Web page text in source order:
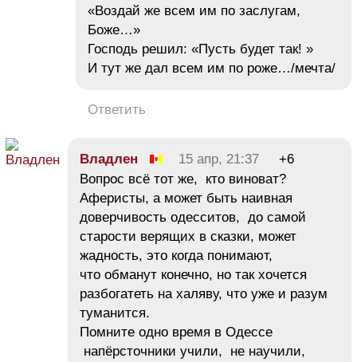
«Воздай же всем им по заслугам,
Боже…»
Господь решил: «Пусть будет так! »
И тут же дал всем им по роже…/мечта/
Ответить
Владлен 15 апр, 21:37
+6
Вопрос всё тот же, кто виноват?
Аферисты, а может быть наивная
доверчивость одесситов, до самой
старости верящих в сказки, может
жадность, это когда понимают,
что обманут конечно, но так хочется
разбогатеть на халяву, что уже и разум
туманится.
Помните одно время в Одессе
напёрсточники учили, не научили,